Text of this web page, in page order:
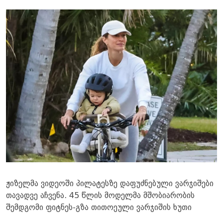
ჟიზელმა ვიდეოში პილატესზე დაფუძნებული ვარჯიშები
თავადვე აჩვენა. ​45 წლის მოდელმა მშობიარობის
შემდგომი ფიტნეს-გზა თითოეული ვარჯიშის ხუთი